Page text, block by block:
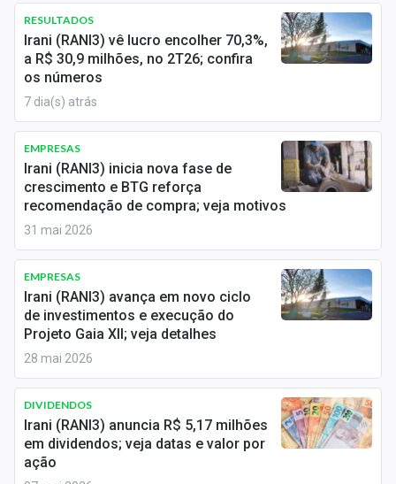
Central de Dividendos
Central de Fundos Imobiliários
Central dos IPOs
Renda Fixa
Finanças Pessoais
Mercados
Economia
Empresas
Brasil
Política
Colunas
Especiais
RESULTADOS
Irani (RANI3) vê lucro encolher 70,3%,
a R$ 30,9 milhões, no 2T26; confira
os números
7 dia(s) atrás
EMPRESAS
Irani (RANI3) inicia nova fase de
crescimento e BTG reforça
recomendação de compra; veja motivos
31 mai 2026
EMPRESAS
Irani (RANI3) avança em novo ciclo
de investimentos e execução do
Projeto Gaia XII; veja detalhes
28 mai 2026
DIVIDENDOS
Irani (RANI3) anuncia R$ 5,17 milhões
em dividendos; veja datas e valor por
ação